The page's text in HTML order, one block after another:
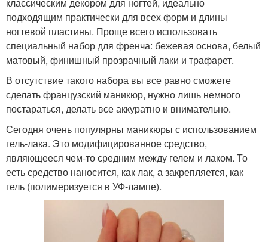
классическим декором для ногтей, идеально
подходящим практически для всех форм и длины
ногтевой пластины. Проще всего использовать
специальный набор для френча: бежевая основа, белый
матовый, финишный прозрачный лаки и трафарет.
В отсутствие такого набора вы все равно сможете
сделать французский маникюр, нужно лишь немного
постараться, делать все аккуратно и внимательно.
Сегодня очень популярны маникюры с использованием
гель-лака. Это модифицированное средство,
являющееся чем-то средним между гелем и лаком. То
есть средство наносится, как лак, а закрепляется, как
гель (полимеризуется в УФ-лампе).